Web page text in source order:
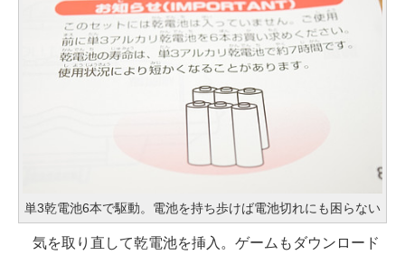
単3乾電池6本で駆動。電池を持ち歩けば電池切れにも困らない
気を取り直して乾電池を挿入。ゲームもダウンロード